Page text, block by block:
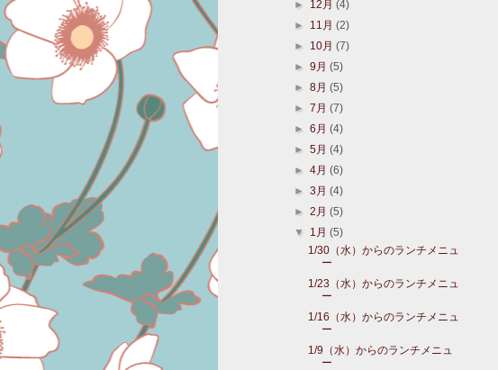
► 12月(4)
► 11月(2)
► 10月(7)
►9月(5)
►8月(5)
►7月(7)
►6月(4)
►5月(4)
►4月(6)
►3月(4)
►2月(5)
▼ 1月(5)
1/30（水）からのランチメニュ
ー
1/23（水）からのランチメニュ
ー
1/16（水）からのランチメニュ
ー
1/9（水）からのランチメニュ
ー